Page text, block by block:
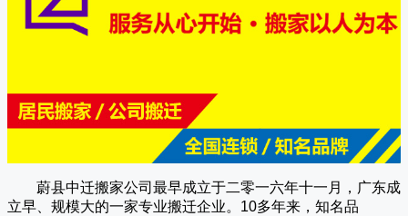
蔚县中迁搬家公司 最早成立于二零一六年十一月，广东成
立早、规模大的一家专业搬迁企业。10多年来，知名品